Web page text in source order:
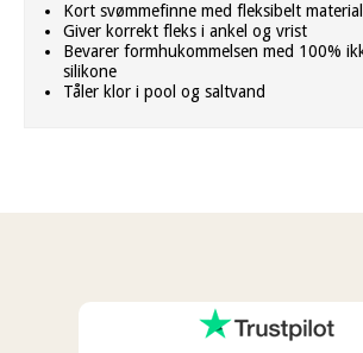
Kort svømmefinne med fleksibelt
Giver korrekt fleks i ankel og vrist
Bevarer formhukommelsen med 100%
silikone
Tåler klor i pool og saltvand